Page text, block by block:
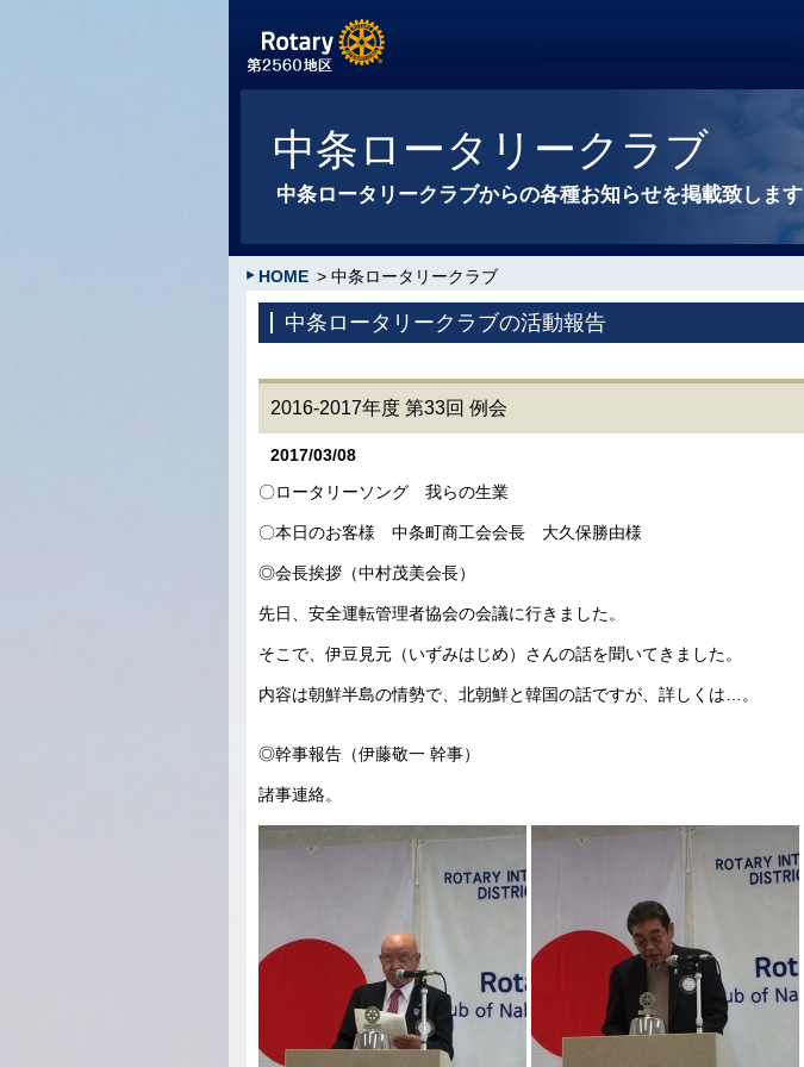
中条ロータリークラブ
中条ロータリークラブからの各種お知らせを掲載致します
HOME > 中条ロータリークラブ
中条ロータリークラブの活動報告
2016-2017年度 第33回 例会
2017/03/08
〇ロータリーソング 我らの生業
〇本日のお客様 中条町商工会会長 大久保勝由様
◎会長挨拶（中村茂美会長）
先日、安全運転管理者協会の会議に行きました。
そこで、伊豆見元（いずみはじめ）さんの話を聞いてきました。
内容は朝鮮半島の情勢で、北朝鮮と韓国の話ですが、詳しくは…。
◎幹事報告（伊藤敬一 幹事）
諸事連絡。